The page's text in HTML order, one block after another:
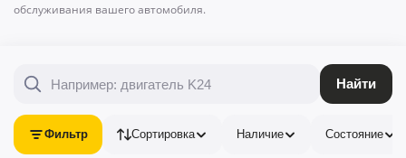
обслуживания вашего автомобиля.
Найти
Фильтр Сортировка Наличие Состояние